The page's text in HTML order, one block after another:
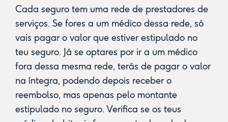
Cada seguro tem uma rede de prestadores de
serviços. Se fores a um médico dessa rede, só
vais pagar o valor que estiver estipulado no
teu seguro. Já se optares por ir a um médico
fora dessa mesma rede, terás de pagar o valor
na íntegra, podendo depois receber o
reembolso, mas apenas pelo montante
estipulado no seguro. Verifica se os teus